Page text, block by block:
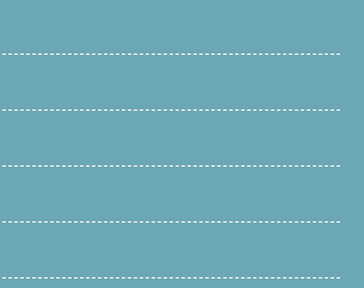
#fff; font-size: 16px; font-weight: bold;
display: inline-block; } #scroll-bar a:hover
width: 100%; display: flex; text-align:
transition: bottom 0.3s ease; box-shadow:
} #bottom-bar.show { bottom: 0; }
1; padding: 14px 8px; font-size: 16px; font-
color: #007BFF; } #bottom-bar a.contact
#FF6600; } #bottom-bar a:hover { opacity:
金ブロック */ .vertical-link-block {